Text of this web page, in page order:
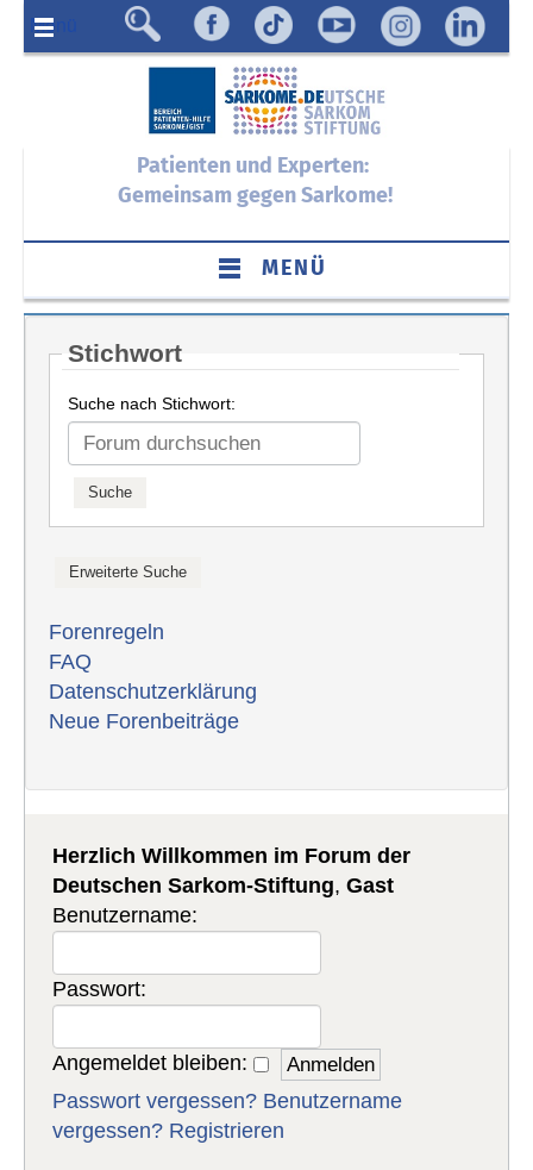
Menü
Patienten und Experten:
Gemeinsam gegen Sarkome!
MENÜ
Stichwort
Suche nach Stichwort:
Forenregeln
FAQ
Datenschutzerklärung
Neue Forenbeiträge
Herzlich Willkommen im Forum der
Deutschen Sarkom-Stiftung,Gast
Benutzername:
Passwort:
Angemeldet bleiben:
Passwort vergessen? Benutzername
vergessen? Registrieren